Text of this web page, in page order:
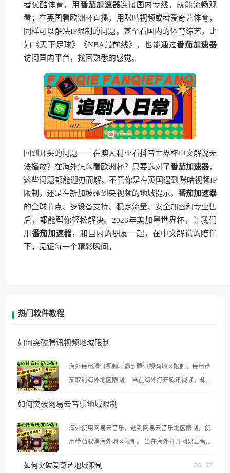
者优酷体育，用番茄加速器连接国内专线，就能流畅观
看；在英国看欧洲杯直播，用咪咕视频或者爱奇艺体育，
同样可以解决IP限制的问题。甚至看国内的体育综艺，比
如《天下足球》《NBA最前线》，也能通过番茄加速器
访问国内平台，找回熟悉的感觉。
回到开头的问题——在澳大利亚看抖音世界杯中文解说无
法播放？在海外怎么看欧洲杯？只要选对了番茄加速器，
这些问题都能迎刃而解。不管你是在英国遇到咪咕视频IP
限制，还是在新加坡碰到央视频的地域提示， 番茄加速器
的全球节点、多设备支持、稳定流量、安全加密和专业售
后，都能帮你轻松解决。2026年美加墨世界杯，让我们
用番茄加速器，和国内的朋友一起，在中文解说的陪伴
下，见证每一个精彩瞬间。
热门软件教程
如何突破腾讯视频地域限制
海外使用腾讯视频，遇到腾讯视频地区限制，使用番
茄取消海外地区限制。 当在海外打开腾讯视频，却突
示语。 海外用户如香港、澳门、台湾、美国、加拿
像其他音乐平台一样，出现地区及版权限制问题，且
仅能在中国大陆地区播放。 遇到这个问题的朋友们，
使用番茄回国加速器，即可解决「海外用户收听腾讯
如何突破网易云音乐地域限制
海外使用网易云音乐，遇到网易云音乐地区限制，使
用番茄取消海外地区限制。 当在海外打开网易云音
播放”的提示语。 海外用户如香港、澳门、台湾、美
如何突破爱奇艺地域限制 03-22